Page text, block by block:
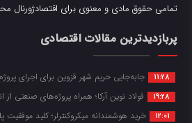
تمامی حقوق مادی و معنوی برای اقتصادژورنال
پربازدیدترین مقالات اقتصادی
11:28 جابه‌جایی حریم شهر قزوین برای اجرای پروژه
19:28 فولاد نوین آرکا؛ همراه پروژه‌های صنعتی
12:01 خرید هوشمندانه میکروکنترلر؛ کلید موفقیت